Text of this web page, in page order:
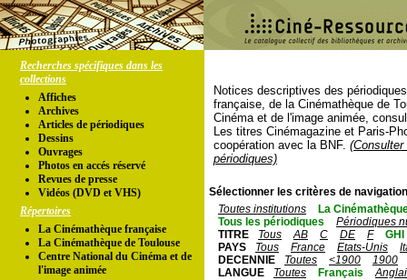
Recherches spécifiques dans les
collections
Affiches
Archives
Articles de périodiques
Dessins
Ouvrages
Photos en accés réservé
Revues de presse
Vidéos (DVD et VHS)
Répertoires
La Cinémathèque française
La Cinémathèque de Toulouse
Centre National du Cinéma et de
l'image animée
Notices descriptives des
française, de la Cinémathèque de
Cinéma et de l'image animée,
Les titres Cinémagazine et Paris-
coopération avec la BNF.
périodiques)
Sélectionner les critères de
Toutes institutions
La
Tous les périodiques
Périodiques
TITRE
Tous AB C DE F
GHI
PAYS
Tous France Etats-Unis
DECENNIE
Toutes <1900
1900
LANGUE
Toutes Français